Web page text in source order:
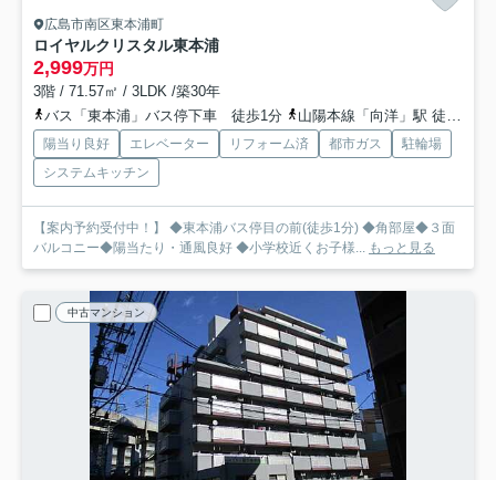
広島市南区東本浦町
ロイヤルクリスタル東本浦
2,999万円
3階 / 71.57㎡ / 3LDK /築30年
バス「東本浦」バス停下車 徒歩1分
山陽本線「向洋」駅 徒歩21分
陽当り良好 エレベーター リフォーム済 都市ガス
駐輪場
システムキッチン
【案内予約受付中！】 ◆東本浦バス停目の前(徒歩1分) ◆角部屋◆３面
バルコニー◆陽当たり・通風良好 ◆小学校近くお子様... もっと見る
中古マンション